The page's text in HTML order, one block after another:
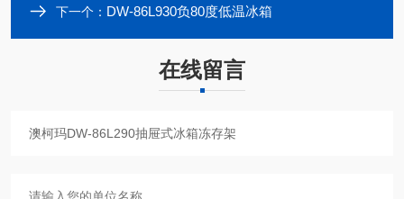
下一个： DW-86L930负80度低温冰箱
在线留言